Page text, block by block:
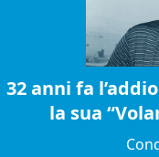
32 anni fa
la sua